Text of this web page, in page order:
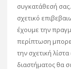
συγκατάθεσή
σχετικό
έχουμε την
περίπτωση
την σχετική
διαστήματος θα